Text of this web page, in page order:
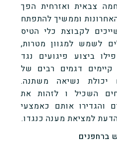
צבאית ואזרחית הפך
וממשיך להתפתח
לקבוצת כלי הטיס
לשמש למגוון מטרות,
ביצוע פיגועים נגד
קיימים דגמים רבים של
יכולת נשיאה משתנה.
השכיל ו לזהות את
והגדירו אותם כאמצעי
למציאת מענה כנגדו.
ברחפנים